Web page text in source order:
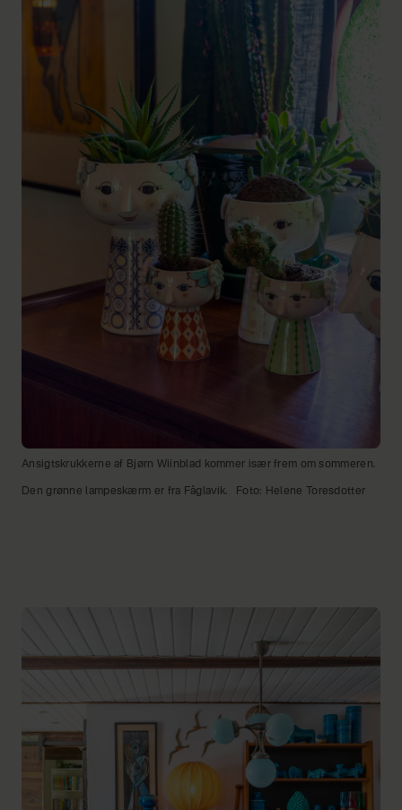
Ansigtskrukkerne af Bjørn Wiinblad kommer især frem om sommeren.
Den grønne lampeskærm er fra Fåglavik. Foto: Helene Toresdotter